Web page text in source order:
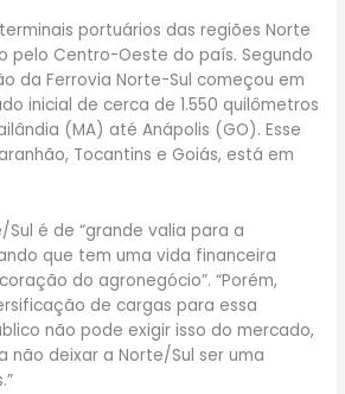
portuários das regiões Norte
pelo Centro-Oeste do país. Segundo
da Ferrovia Norte-Sul começou em
inicial de cerca de 1.550 quilômetros
(MA) até Anápolis (GO). Esse
Tocantins e Goiás, está em
Sul é de “grande valia para a
que tem uma vida financeira
do agronegócio”. “Porém,
de cargas para essa
não pode exigir isso do mercado,
não deixar a Norte/Sul ser uma